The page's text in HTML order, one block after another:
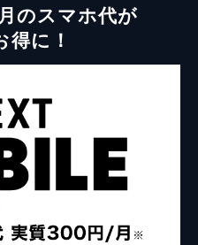
のスマホ代が
に！